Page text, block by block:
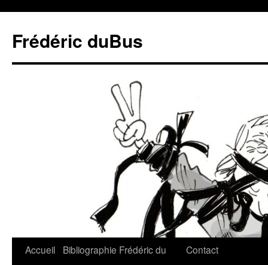
Frédéric duBus
Accueil Bibliographie Frédéric du
Contact